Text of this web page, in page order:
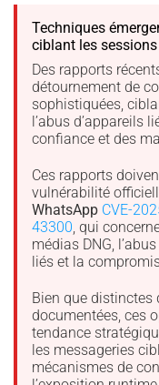
Techniques
ciblant les
Des rapports
détournement de
sophistiquées,
l’abus d’appareils
confiance et des
Ces rapports
vulnérabilité
WhatsApp CVE-
43300, qui
médias DNG,
liés et la
Bien que distinctes
documentées, ces
tendance
les messageries
mécanismes de